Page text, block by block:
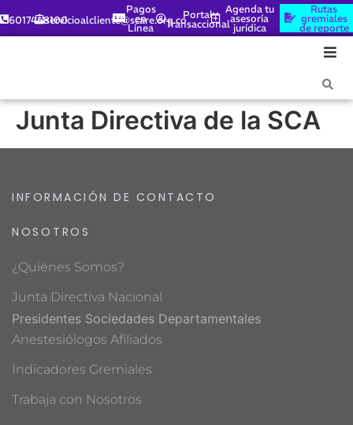
6017448100servicioalcliente@scare.org.co
Pagos
en
Línea
Portal
Transaccional
Agenda tu
asesoría
jurídica
Rutas
gremiales
de reporte
Junta Directiva de la SCA
INFORMACIÓN DE CONTACTO
NOSOTROS
¿Quiénes Somos?
Junta Directiva Nacional
Presidentes Sociedades Departamentales
Anestesiólogos Afiliados
Indicadores Gremiales
Trabaja con Nosotros